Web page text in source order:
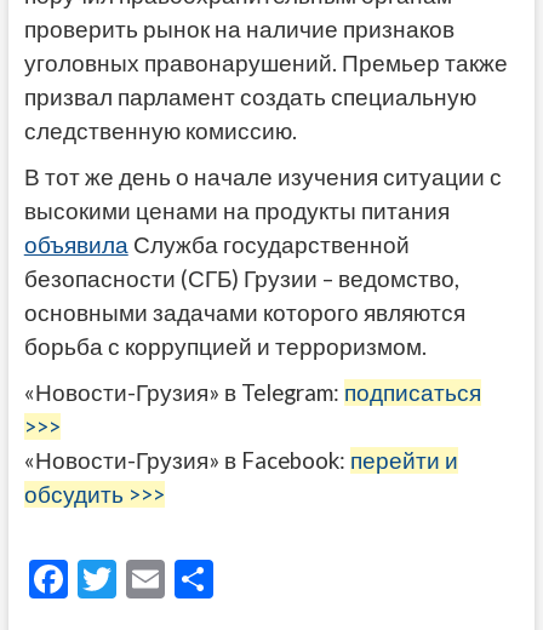
проверить рынок на наличие признаков
уголовных правонарушений. Премьер также
призвал парламент создать специальную
следственную комиссию.
В тот же день о начале изучения ситуации с
высокими ценами на продукты питания
объявила Служба государственной
безопасности (СГБ) Грузии – ведомство,
основными задачами которого являются
борьба с коррупцией и терроризмом.
«Новости-Грузия» в Telegram: подписаться
>>>
«Новости-Грузия» в Facebook: перейти и
обсудить >>>
F T E О